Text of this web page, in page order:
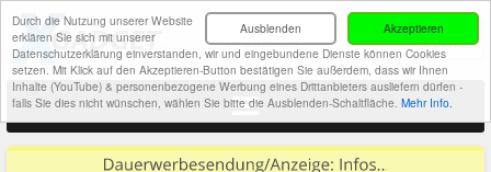
Akzeptieren
Ausblenden
Durch die Nutzung unserer Website
erklären Sie sich mit unserer
Datenschutzerklärung einverstanden, wir und eingebundene Dienste können Cookies
setzen. Mit Klick auf den Akzeptieren-Button bestätigen Sie außerdem, dass wir Ihnen
Inhalte (YouTube) & personenbezogene Werbung eines Drittanbieters ausliefern dürfen -
falls Sie dies nicht wünschen, wählen Sie bitte die Ausblenden-Schaltfläche. Mehr Info.